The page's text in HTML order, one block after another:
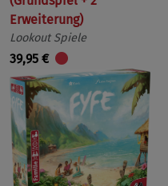
Erweiterung)
Lookout Spiele
39,95 €